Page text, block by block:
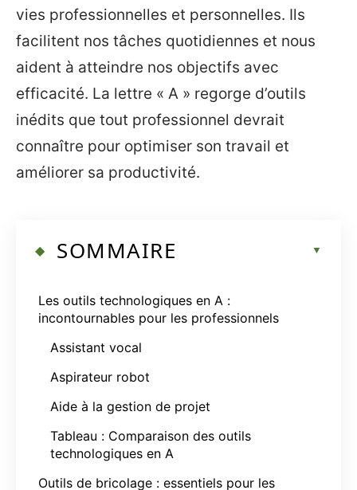
vies professionnelles et personnelles. Ils
facilitent nos tâches quotidiennes et nous
aident à atteindre nos objectifs avec
efficacité. La lettre « A » regorge d’outils
inédits que tout professionnel devrait
connaître pour optimiser son travail et
améliorer sa productivité.
SOMMAIRE
Les outils technologiques en A :
incontournables pour les professionnels
Assistant vocal
Aspirateur robot
Aide à la gestion de projet
Tableau : Comparaison des outils
technologiques en A
Outils de bricolage : essentiels pour les